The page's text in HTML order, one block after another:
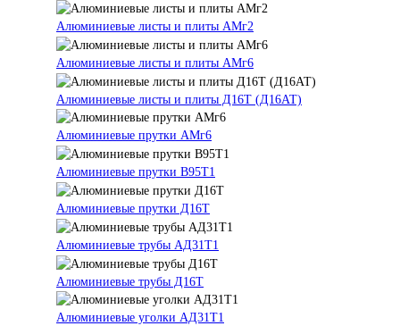
Алюминиевые листы и плиты АМг2
Алюминиевые листы и плиты АМг6
Алюминиевые листы и плиты Д16Т (Д16АТ)
Алюминиевые прутки АМг6
Алюминиевые прутки В95Т1
Алюминиевые прутки Д16Т
Алюминиевые трубы АД31Т1
Алюминиевые трубы Д16Т
Алюминиевые уголки АД31Т1